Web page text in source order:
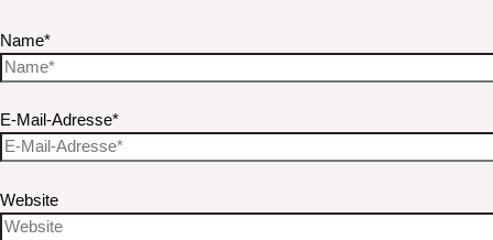
Name*
E-Mail-Adresse*
Website